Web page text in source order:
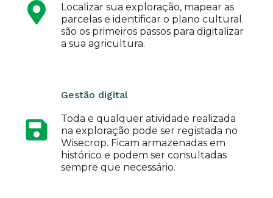
Localizar sua exploração, mapear as
parcelas e identificar o plano cultural
são os primeiros passos para digitalizar
a sua agricultura.
Gestão digital
Toda e qualquer atividade realizada
na exploração pode ser registada no
Wisecrop. Ficam armazenadas em
histórico e podem ser consultadas
sempre que necessário.